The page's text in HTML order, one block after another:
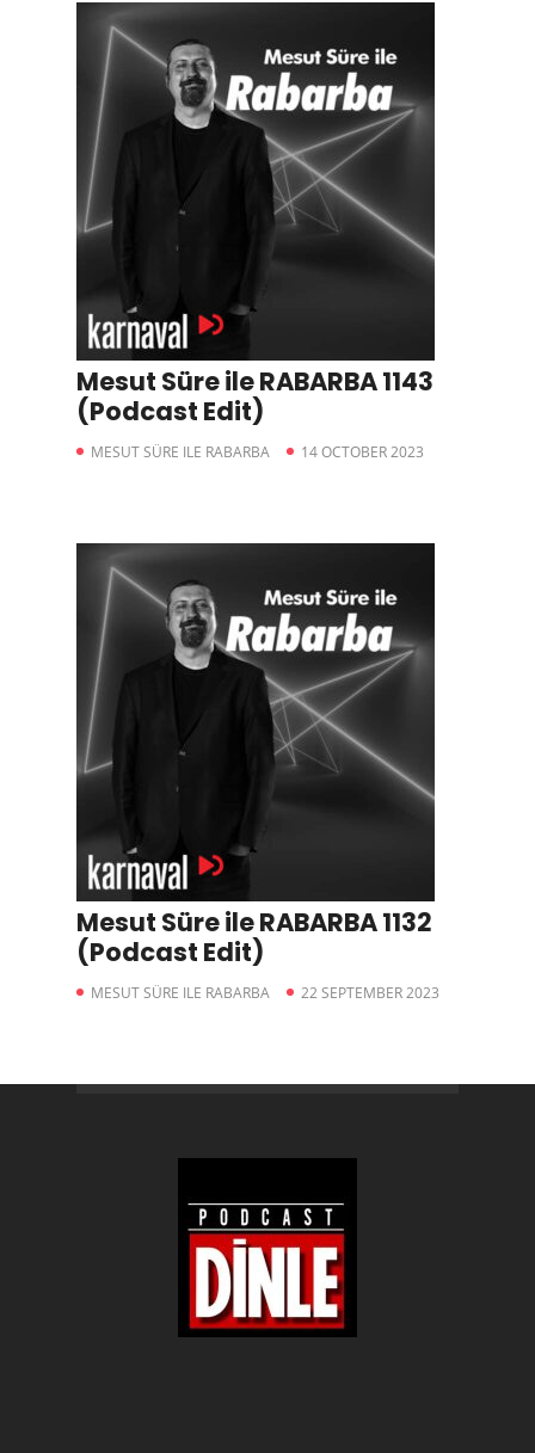
Mesut Süre ile RABARBA 1143
(Podcast Edit)
MESUT SÜRE ILE RABARBA 14 OCTOBER 2023
Mesut Süre ile RABARBA 1132
(Podcast Edit)
MESUT SÜRE ILE RABARBA 22 SEPTEMBER 2023